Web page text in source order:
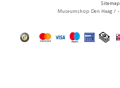
Sitemap
Museumshop Den Haag / -